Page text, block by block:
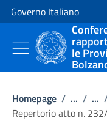
Vai al contenuto
Vai alla navigazione del sito
Governo Italiano
le
Homepage / ... / ...
Repertorio atto n.